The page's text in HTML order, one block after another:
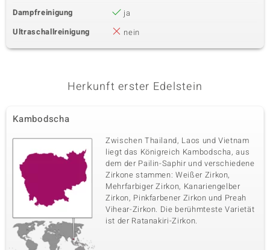
Dampfreinigung
ja
Ultraschallreinigung
nein
Herkunft erster Edelstein
Kambodscha
Zwischen Thailand, Laos und Vietnam
liegt das Königreich Kambodscha, aus
dem der Pailin-Saphir und verschiedene
Zirkone stammen: Weißer Zirkon,
Mehrfarbiger Zirkon, Kanariengelber
Zirkon, Pinkfarbener Zirkon und Preah
Vihear-Zirkon. Die berühmteste Varietät
ist der Ratanakiri-Zirkon.